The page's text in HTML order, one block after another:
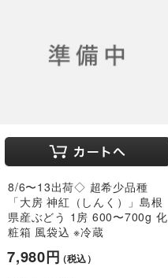
8/6〜13出荷◇ 超希少品種
「大房 神紅（しんく）」島根
県産ぶどう 1房 600〜700g 化
粧箱 風袋込 ※冷蔵
7,980円（税込）